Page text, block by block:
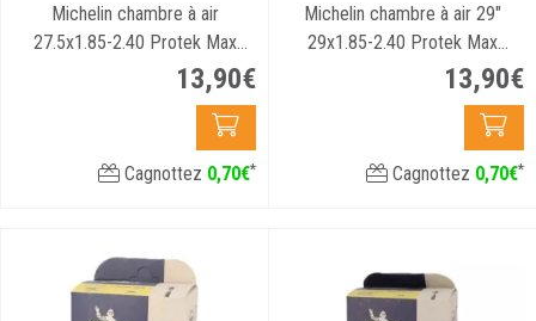
Michelin chambre à air
27.5x1.85-2.40 Protek Max
13,90€
Cagnottez 0,70€*
Michelin chambre à air 29"
29x1.85-2.40 Protek Max
13,90€
Cagnottez 0,70€*